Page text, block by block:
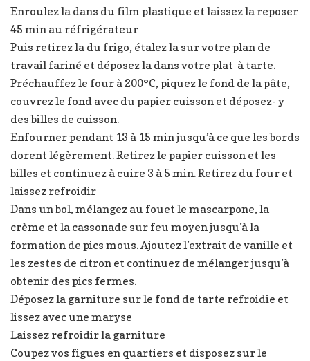
Enroulez la dans du film plastique et laissez la reposer
45 min au réfrigérateur
Puis retirez la du frigo, étalez la sur votre plan de
travail fariné et déposez la dans votre plat à tarte.
Préchauffez le four à 200°C, piquez le fond de la pâte,
couvrez le fond avec du papier cuisson et déposez- y
des billes de cuisson.
Enfourner pendant 13 à 15 min jusqu’à ce que les bords
dorent légèrement. Retirez le papier cuisson et les
billes et continuez à cuire 3 à 5 min. Retirez du four et
laissez refroidir
Dans un bol, mélangez au fouet le mascarpone, la
crème et la cassonade sur feu moyen jusqu’à la
formation de pics mous. Ajoutez l’extrait de vanille et
les zestes de citron et continuez de mélanger jusqu’à
obtenir des pics fermes.
Déposez la garniture sur le fond de tarte refroidie et
lissez avec une maryse
Laissez refroidir la garniture
Coupez vos figues en quartiers et disposez sur le